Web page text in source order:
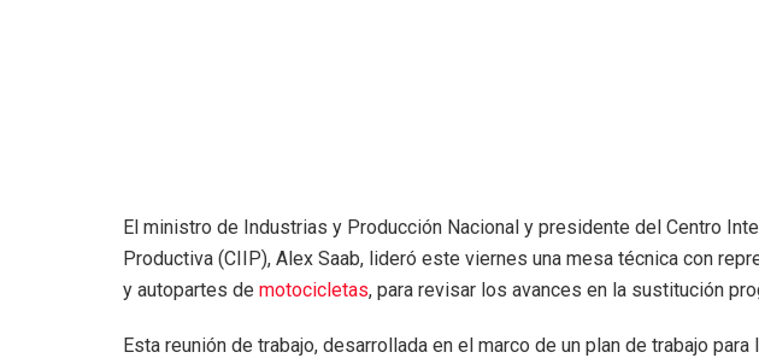
El ministro de Industrias y Producción Nacional y presidente del Centro
Productiva (CIIP), Alex Saab, lideró este viernes una mesa técnica con
y autopartes de motocicletas, para revisar los avances en la sustitución
Esta reunión de trabajo, desarrollada en el marco de un plan de trabajo